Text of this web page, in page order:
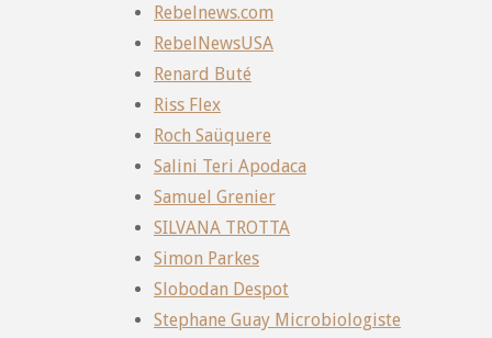
Rebelnews.com
RebelNewsUSA
Renard Buté
Riss Flex
Roch Saüquere
Salini Teri Apodaca
Samuel Grenier
SILVANA TROTTA
Simon Parkes
Slobodan Despot
Stephane Guay Microbiologiste